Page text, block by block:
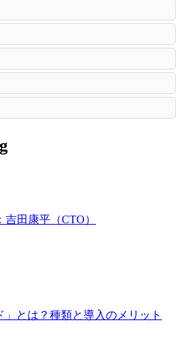
田康平（CTO）
とは？種類と導入のメリット